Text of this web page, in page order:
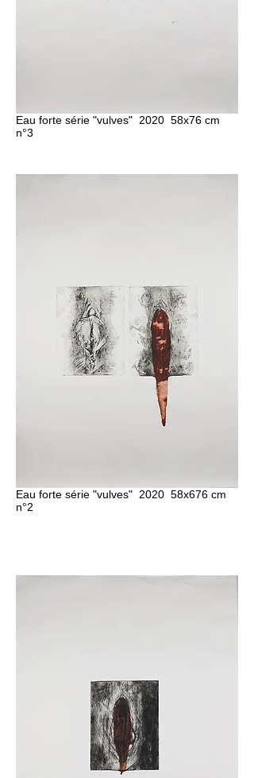
Eau forte série "vulves" 2020 58x76 cm
n°3
Eau forte série "vulves" 2020 58x676 cm
n°2